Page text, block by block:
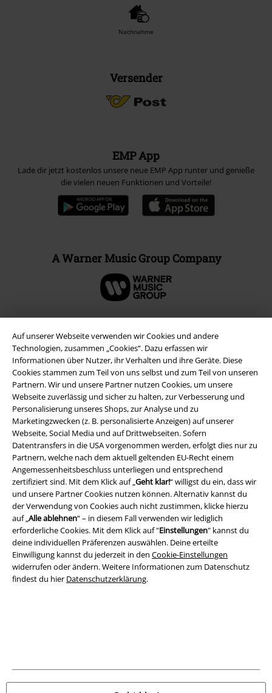
Auf unserer Webseite verwenden wir Cookies und andere
Technologien, zusammen „Cookies“. Dazu erfassen wir
Informationen über Nutzer, ihr Verhalten und ihre Geräte. Diese
Cookies stammen zum Teil von uns selbst und zum Teil von unseren
Partnern. Wir und unsere Partner nutzen Cookies, um unsere
Webseite zuverlässig und sicher zu halten, zur Verbesserung und
Personalisierung unseres Shops, zur Analyse und zu
Marketingzwecken (z. B. personalisierte Anzeigen) auf unserer
Webseite, Social Media und auf Drittwebseiten. Sofern
Datentransfers in die USA vorgenommen werden, erfolgt dies nur zu
Partnern, welche nach dem aktuell geltenden EU-Recht einem
Angemessenheitsbeschluss unterliegen und entsprechend
zertifiziert sind. Mit dem Klick auf „Geht klar!“ willigst du ein, dass wir
und unsere Partner Cookies nutzen können. Alternativ kannst du
der Verwendung von Cookies auch nicht zustimmen, klicke hierzu
auf „Alle ablehnen“ – in diesem Fall verwenden wir lediglich
erforderliche Cookies. Mit dem Klick auf "Einstellungen" kannst du
deine individuellen Präferenzen auswählen. Deine erteilte
Einwilligung kannst du jederzeit in den Cookie-Einstellungen
widerrufen oder ändern. Weitere Informationen zum Datenschutz
findest du hier Datenschutzerklärung.
Nachnahme
Versender
EMP App
Lade dir jetzt kostenlos unsere neue EMP App runter und genieße
die vielen neuen Funktionen und Vorteile!
A Warner Music Group Company
Rechtliches
AGB
Impressum
Datenschutz
Entsorgung und Umweltschutz
Konformitätserklärung
© 1986-2026 E.M.P. Merchandising HGmbH